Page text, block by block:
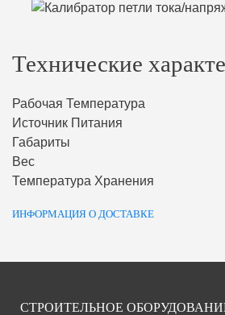
Технические
Рабочая Температура
Источник Питания
Габариты
Вес
Температура Хранения
ИНФОРМАЦИЯ О ДОСТАВКЕ
СТРОИТЕЛЬНОЕ